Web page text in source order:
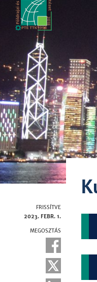
FRISSÍTVE
2023. FEBR. 1.
MEGOSZTÁS